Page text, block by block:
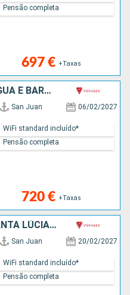
697 € +Taxas
Pensão completa
PORTO RICO, ARUBA, ANTÍGUA E BARBUDA, SÃO MARTINHO
San Juan 06/02/2027
720 € +Taxas
WiFi standard incluído*
Pensão completa
PORTO RICO, TORTOLA, SANTA LÚCIA, BARBADOS, DOMINICA, SÃO MARTINHO
San Juan 20/02/2027
WiFi standard incluído*
Pensão completa